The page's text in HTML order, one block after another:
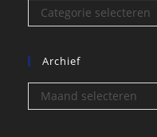
Categorieën
Categorie selecteren
Archief
Archief
Maand selecteren